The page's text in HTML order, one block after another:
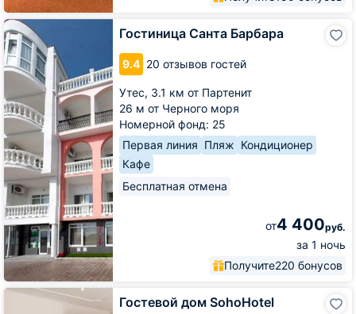
Гостиница Санта Барбара
9.4 20 отзывов гостей
Утес, 3.1 км от Партенит
26 м от Черного моря
Номерной фонд: 25
Первая линия Пляж Кондиционер
Кафе
Бесплатная отмена
от4 400руб.
за 1 ночь
Получите220 бонусов
Гостиница
Санта
Барбара
Гостевой дом SohoHotel
Гостевой